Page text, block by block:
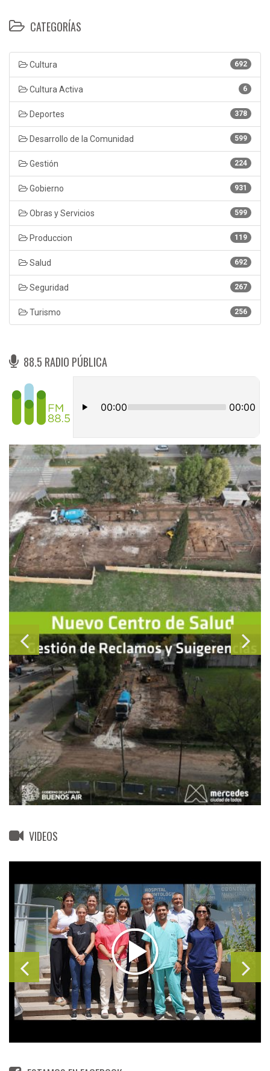
CATEGORÍAS
692
Cultura
6
Cultura Activa
378
Deportes
599
Desarrollo de la Comunidad
224
Gestión
931
Gobierno
599
Obras y Servicios
119
Produccion
692
Salud
267
Seguridad
256
Turismo
88.5 RADIO PÚBLICA
VIDEOS